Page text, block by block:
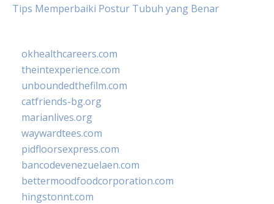
Tips Memperbaiki Postur Tubuh yang Benar
okhealthcareers.com
theintexperience.com
unboundedthefilm.com
catfriends-bg.org
marianlives.org
waywardtees.com
pidfloorsexpress.com
bancodevenezuelaen.com
bettermoodfoodcorporation.com
hingstonnt.com